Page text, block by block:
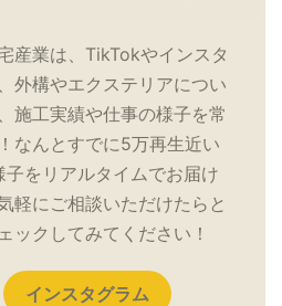
産業は、TikTokやインスタ
外構やエクステリアについ
施工実績や仕事の様子を常
なんとすでに5万再生近い
をリアルタイムでお届け
軽にご相談いただけたらと
ックしてみてください！
インスタグラム